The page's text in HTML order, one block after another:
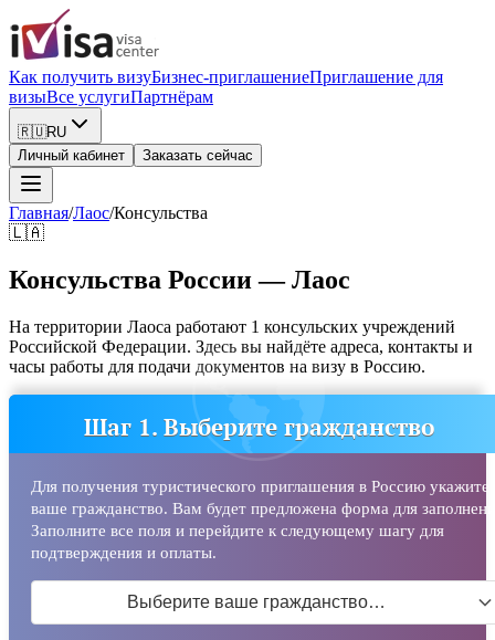
Как получить визуБизнес-приглашениеПриглашение для
визыВсе услугиПартнёрам
🇷🇺RU
Личный кабинет
Заказать сейчас
Главная/Лаос/Консульства
🇱🇦
Консульства России — Лаос
На территории Лаоса работают 1 консульских учреждений
Российской Федерации. Здесь вы найдёте адреса, контакты и
часы работы для подачи документов на визу в Россию.
Шаг 1. Выберите гражданство
Для получения туристического приглашения в Россию укажите
ваше гражданство. Вам будет предложена форма для
Заполните все поля и перейдите к следующему шагу для
подтверждения и оплаты.
Выберите ваше гражданство…